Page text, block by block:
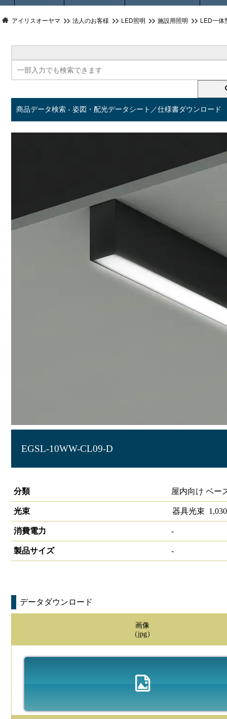
アイリスオーヤマ 法人のお客様 LED照明 施設用照明 LED一体
商品データ検索 - 姿図・配光データシート／仕様書ダウンロード
EGSL-10WW-CL09-D
分類
屋内向け ベー
光束 器具光束 1,030
消費電力 -
製品サイズ -
データダウンロード
画像
（jpg）